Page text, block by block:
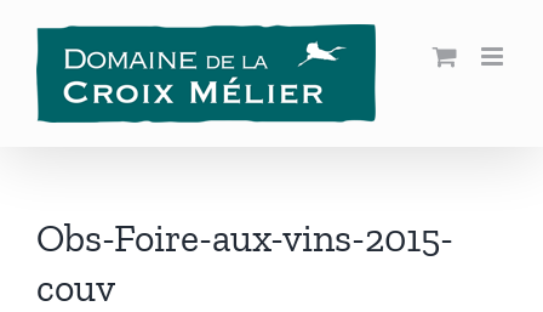
contenu
Obs-Foire-aux-vins-2015-
couv